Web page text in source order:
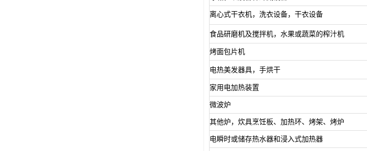
离心式干衣机，洗衣设备，干衣设备
食品研磨机及搅拌机，水果或蔬菜的榨汁机
烤面包片机
电热美发器具，手烘干
家用电加热装置
微波炉
其他炉，炊具烹饪板、加热环、烤架、烤炉
电瞬时或储存热水器和浸入式加热器